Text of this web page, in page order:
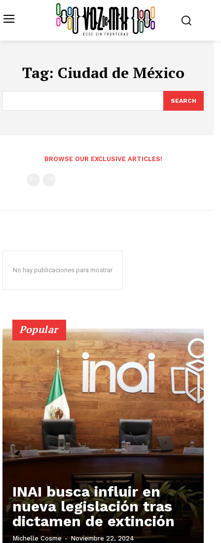
Tag: Ciudad de México
SEARCH
BROWSE OUR EXCLUSIVE ARTICLES!
No hay publicaciones para mostrar
Popular
INAI busca influir en
nueva legislación tras
dictamen de extinción
Michelle Cosme - Noviembre 22, 2024